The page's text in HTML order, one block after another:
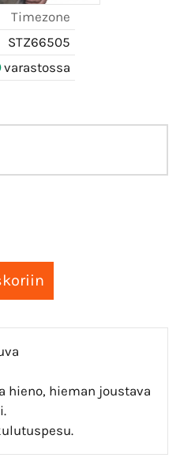
Timezone
STZ66505
varastossa
hieno, hieman joustava